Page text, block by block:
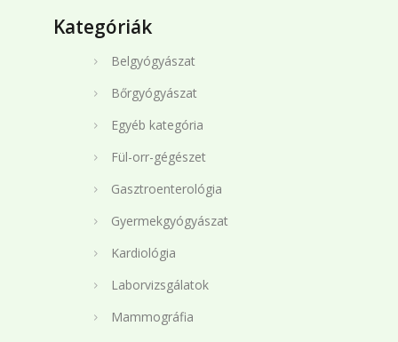
Kategóriák
Belgyógyászat
Bőrgyógyászat
Egyéb kategória
Fül-orr-gégészet
Gasztroenterológia
Gyermekgyógyászat
Kardiológia
Laborvizsgálatok
Mammográfia